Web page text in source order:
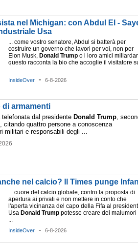
nel Michigan: con Abdul El -
Usa
... come vostro senatore, Abdul si batterà per
costruire un governo che lavori per voi, non per
Elon Musk, Donald Trump o i loro amici
questo racconta la bio che accoglie il visitatore
...
InsideOver - 6-8-2026
di armamenti
dal presidente Donald Trump,
citando quattro persone a conoscenza
militari e responsabili degli ...
nel calcio? Il Times punge
... cuore del calcio globale, contro la proposta di
apertura ai privati e non mettere in conto che
l'aperta vicinanza del capo della Fifa al
Usa Donald Trump potesse creare dei malumori
...
InsideOver - 6-8-2026